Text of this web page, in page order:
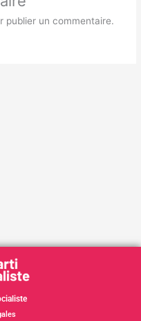
publier un commentaire.